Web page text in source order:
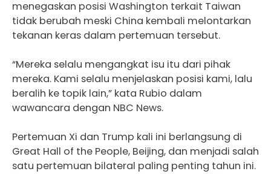
menegaskan posisi Washington terkait Taiwan
tidak berubah meski China kembali melontarkan
tekanan keras dalam pertemuan tersebut.
“Mereka selalu mengangkat isu itu dari pihak
mereka. Kami selalu menjelaskan posisi kami, lalu
beralih ke topik lain,” kata Rubio dalam
wawancara dengan NBC News.
Pertemuan Xi dan Trump kali ini berlangsung di
Great Hall of the People, Beijing, dan menjadi salah
satu pertemuan bilateral paling penting tahun ini.